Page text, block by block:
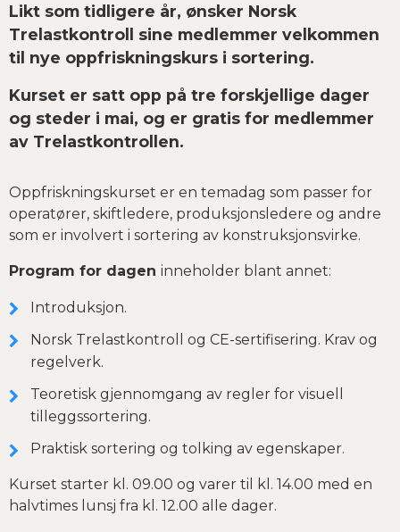
Likt som tidligere år, ønsker Norsk
Trelastkontroll sine medlemmer velkommen
til nye oppfriskningskurs i sortering.
Kurset er satt opp på tre forskjellige dager
og steder i mai, og er gratis for medlemmer
av Trelastkontrollen.
Oppfriskningskurset er en temadag som passer for
operatører, skiftledere, produksjonsledere og andre
som er involvert i sortering av konstruksjonsvirke.
Program for dagen inneholder blant annet:
Introduksjon.
Norsk Trelastkontroll og CE-sertifisering. Krav og
regelverk.
Teoretisk gjennomgang av regler for visuell
tilleggssortering.
Praktisk sortering og tolking av egenskaper.
Kurset starter kl. 09.00 og varer til kl. 14.00 med en
halvtimes lunsj fra kl. 12.00 alle dager.